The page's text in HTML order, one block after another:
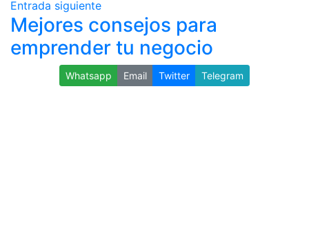
Entrada siguiente
Mejores consejos para
emprender tu negocio
Whatsapp Email Twitter Telegram